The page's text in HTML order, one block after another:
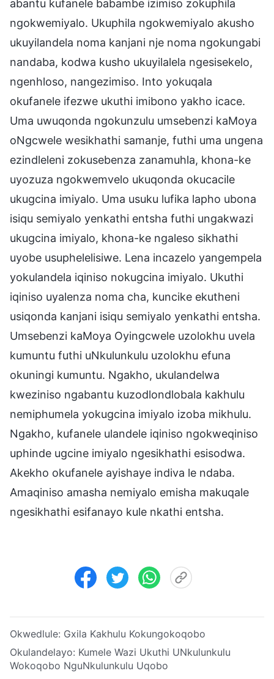
abantu kufanele babambe izimiso zokuphila
ngokwemiyalo. Ukuphila ngokwemiyalo akusho
ukuyilandela noma kanjani nje noma ngokungabi
nandaba, kodwa kusho ukuyilalela ngesisekelo,
ngenhloso, nangezimiso. Into yokuqala
okufanele ifezwe ukuthi imibono yakho icace.
Uma uwuqonda ngokunzulu umsebenzi kaMoya
oNgcwele wesikhathi samanje, futhi uma ungena
ezindleleni zokusebenza zanamuhla, khona-ke
uyozuza ngokwemvelo ukuqonda okucacile
ukugcina imiyalo. Uma usuku lufika lapho ubona
isiqu semiyalo yenkathi entsha futhi ungakwazi
ukugcina imiyalo, khona-ke ngaleso sikhathi
uyobe usuphelelisiwe. Lena incazelo yangempela
yokulandela iqiniso nokugcina imiyalo. Ukuthi
iqiniso uyalenza noma cha, kuncike ekutheni
usiqonda kanjani isiqu semiyalo yenkathi entsha.
Umsebenzi kaMoya Oyingcwele uzolokhu uvela
kumuntu futhi uNkulunkulu uzolokhu efuna
okuningi kumuntu. Ngakho, ukulandelwa
kweziniso ngabantu kuzodlondlobala kakhulu
nemiphumela yokugcina imiyalo izoba mikhulu.
Ngakho, kufanele ulandele iqiniso ngokweqiniso
uphinde ugcine imiyalo ngesikhathi esisodwa.
Akekho okufanele ayishaye indiva le ndaba.
Amaqiniso amasha nemiyalo emisha makuqale
ngesikhathi esifanayo kule nkathi entsha.
Okwedlule: Gxila Kakhulu Kokungokoqobo
Okulandelayo: Kumele Wazi Ukuthi UNkulunkulu
Wokoqobo NguNkulunkulu Uqobo